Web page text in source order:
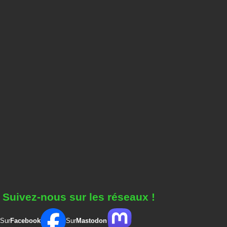
Suivez-nous sur les réseaux !
SurFacebook SurMastodon